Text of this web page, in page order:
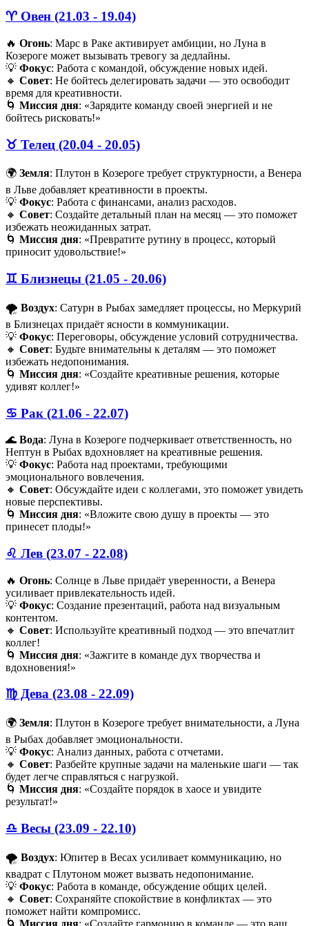
♈️ Овен (21.03 - 19.04)
🔥 Огонь: Марс в Раке активирует амбиции, но Луна в
Козероге может вызывать тревогу за дедлайны.
💡 Фокус: Работа с командой, обсуждение новых идей.
🔸 Совет: Не бойтесь делегировать задачи — это освободит
время для креативности.
🌀 Миссия дня: «Зарядите команду своей энергией и не
бойтесь рисковать!»
♉️ Телец (20.04 - 20.05)
🌍 Земля: Плутон в Козероге требует структурности, а Венера
в Льве добавляет креативности в проекты.
💡 Фокус: Работа с финансами, анализ расходов.
🔸 Совет: Создайте детальный план на месяц — это поможет
избежать неожиданных затрат.
🌀 Миссия дня: «Превратите рутину в процесс, который
приносит удовольствие!»
♊️ Близнецы (21.05 - 20.06)
🌪️ Воздух: Сатурн в Рыбах замедляет процессы, но Меркурий
в Близнецах придаёт ясности в коммуникации.
💡 Фокус: Переговоры, обсуждение условий сотрудничества.
🔸 Совет: Будьте внимательны к деталям — это поможет
избежать недопонимания.
🌀 Миссия дня: «Создайте креативные решения, которые
удивят коллег!»
♋️ Рак (21.06 - 22.07)
🌊 Вода: Луна в Козероге подчеркивает ответственность, но
Нептун в Рыбах вдохновляет на креативные решения.
💡 Фокус: Работа над проектами, требующими
эмоционального вовлечения.
🔸 Совет: Обсуждайте идеи с коллегами, это поможет увидеть
новые перспективы.
🌀 Миссия дня: «Вложите свою душу в проекты — это
принесет плоды!»
♌️ Лев (23.07 - 22.08)
🔥 Огонь: Солнце в Льве придаёт уверенности, а Венера
усиливает привлекательность идей.
💡 Фокус: Создание презентаций, работа над визуальным
контентом.
🔸 Совет: Используйте креативный подход — это впечатлит
коллег!
🌀 Миссия дня: «Зажгите в команде дух творчества и
вдохновения!»
♍️ Дева (23.08 - 22.09)
🌍 Земля: Плутон в Козероге требует внимательности, а Луна
в Рыбах добавляет эмоциональности.
💡 Фокус: Анализ данных, работа с отчетами.
🔸 Совет: Разбейте крупные задачи на маленькие шаги — так
будет легче справляться с нагрузкой.
🌀 Миссия дня: «Создайте порядок в хаосе и увидите
результат!»
♎️ Весы (23.09 - 22.10)
🌪️ Воздух: Юпитер в Весах усиливает коммуникацию, но
квадрат с Плутоном может вызвать недопонимание.
💡 Фокус: Работа в команде, обсуждение общих целей.
🔸 Совет: Сохраняйте спокойствие в конфликтах — это
поможет найти компромисс.
🌀 Миссия дня: «Создайте гармонию в команде — это ваш